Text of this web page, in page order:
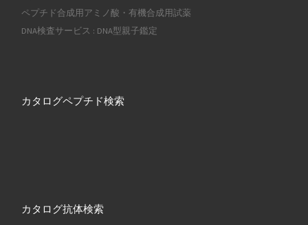
ペプチド合成用アミノ酸・有機合成用試薬
DNA検査サービス : DNA型親子鑑定
カタログペプチド検索
カタログ抗体検索